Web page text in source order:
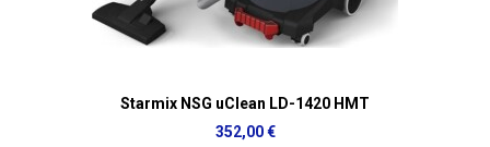
Starmix NSG uClean LD-1420 HMT
352,00 €